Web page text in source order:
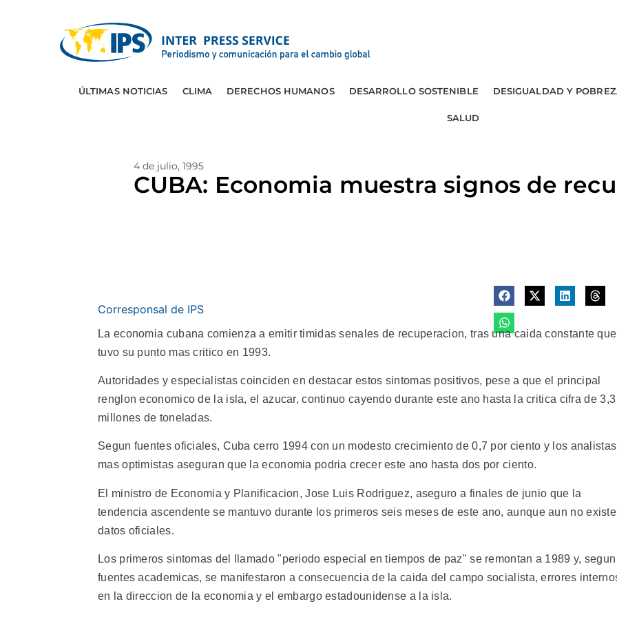
ÚLTIMAS NOTICIAS CLIMA DERECHOS HUMANOS DESARROLLO SOSTENIBLE DESIGUALDAD Y
SALUD
4 de julio, 1995
CUBA: Economia muestra signos de
Corresponsal de IPS
La economia cubana comienza a emitir timidas senales de recuperacion, tras una caida constante que
tuvo su punto mas critico en 1993.
Autoridades y especialistas coinciden en destacar estos sintomas positivos, pese a que el principal
renglon economico de la isla, el azucar, continuo cayendo durante este ano hasta la critica cifra de 3,3
millones de toneladas.
Segun fuentes oficiales, Cuba cerro 1994 con un modesto crecimiento de 0,7 por ciento y los analistas
mas optimistas aseguran que la economia podria crecer este ano hasta dos por ciento.
El ministro de Economia y Planificacion, Jose Luis Rodriguez, aseguro a finales de junio que la
tendencia ascendente se mantuvo durante los primeros seis meses de este ano, aunque aun no
datos oficiales.
Los primeros sintomas del llamado "periodo especial en tiempos de paz" se remontan a 1989 y, segun
fuentes academicas, se manifestaron a consecuencia de la caida del campo socialista, errores
en la direccion de la economia y el embargo estadounidense a la isla.